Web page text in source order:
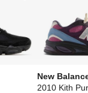
New
2010 Kith